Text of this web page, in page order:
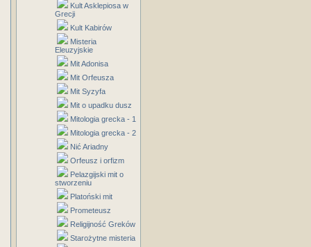
Kult Asklepiosa w
Grecji
Kult Kabirów
Misteria
Eleuzyjskie
Mit Adonisa
Mit Orfeusza
Mit Syzyfa
Mit o upadku dusz
Mitologia grecka - 1
Mitologia grecka - 2
Nić Ariadny
Orfeusz i orfizm
Pelazgijski mit o
stworzeniu
Platoński mit
Prometeusz
Religijność Greków
Starożytne misteria